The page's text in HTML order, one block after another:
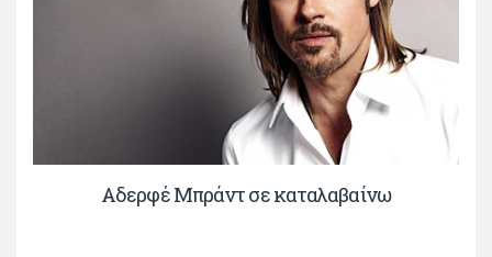
Αδερφέ Μπράντ σε καταλαβαίνω